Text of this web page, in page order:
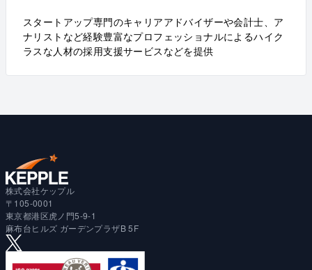
スタートアップ専門のキャリアアドバイザーや会計士、ア
ナリストなど経験豊富なプロフェッショナルによるハイク
ラスな人材の採用支援サービスなどを提供
株式会社ケップル
〒105-0001
東京都港区虎ノ門5-9-1
麻布台ヒルズ ガーデンプラザB 5F